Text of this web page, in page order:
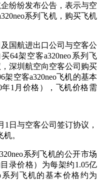
纷纷发布公告，表示与空
系列飞机，购买飞机
国航进出口公司与空客公
64架空客a320neo系列飞
深圳航空向空客公司购买
架空客a320neo飞机的基本
年1月价格），飞机价格需
1日与空客公司签订协议，
。
系列飞机的公开市场
录价格）为每架约1.05亿
系列飞机的基本价格约为